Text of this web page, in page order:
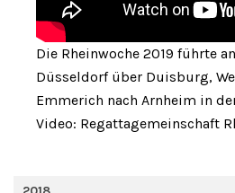
Die Rheinwoche 2019 führte
Düsseldorf über Duisburg,
Emmerich nach Arnheim in
Video: Regattagemeinschaft